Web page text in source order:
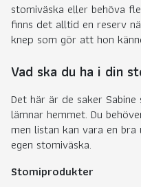
stomiväska eller behöva
finns det alltid en reserv
knep som gör att hon
Vad ska du ha i din
Det här är de saker
lämnar hemmet. Du
men listan kan vara en
egen stomiväska.
Stomiprodukter